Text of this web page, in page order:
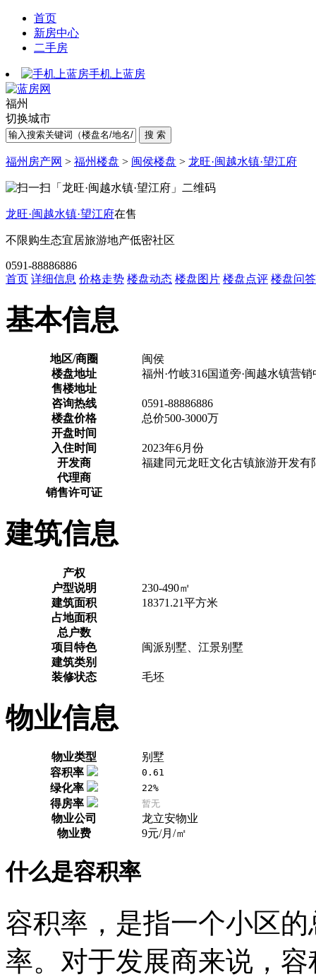
首页
新房中心
二手房
手机上蓝房
福州
切换城市
福州房产网 > 福州楼盘 > 闽侯楼盘 > 龙旺·闽越水镇·望江府
龙旺·闽越水镇·望江府在售
不限购生态宜居旅游地产低密社区
0591-88886886
首页 详细信息 价格走势 楼盘动态 楼盘图片 楼盘点评 楼盘问答
基本信息
地区/商圈
闽侯
楼盘地址
福州·竹岐316国道旁·闽越水镇营
售楼地址
咨询热线
0591-88886886
楼盘价格
总价500-3000万
开盘时间
入住时间
2023年6月份
开发商
福建同元龙旺文化古镇旅游开发有
代理商
销售许可证
建筑信息
产权
户型说明
230-490㎡
建筑面积
18371.21平方米
占地面积
总户数
项目特色
闽派别墅、江景别墅
建筑类别
装修状态
毛坯
物业信息
物业类型
别墅
容积率
0.61
绿化率 22%
得房率 暂无
物业公司
龙立安物业
物业费
9元/月/㎡
什么是容积率
容积率，是指一个小区
率。对于发展商来说，